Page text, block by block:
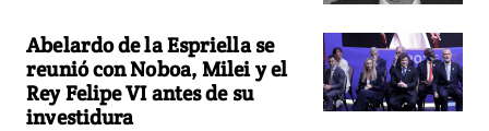
Abelardo de la Espriella se
reunió con Noboa, Milei y el
Rey Felipe VI antes de su
investidura